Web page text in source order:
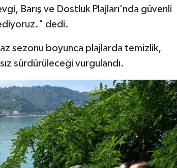
Barış ve Dostluk Plajları'nda güvenli
dedi.
sezonu boyunca plajlarda temizlik,
sürdürüleceği vurgulandı.